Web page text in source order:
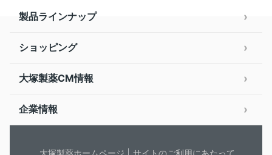
製品ラインナップ
ショッピング
大塚製薬CM情報
企業情報